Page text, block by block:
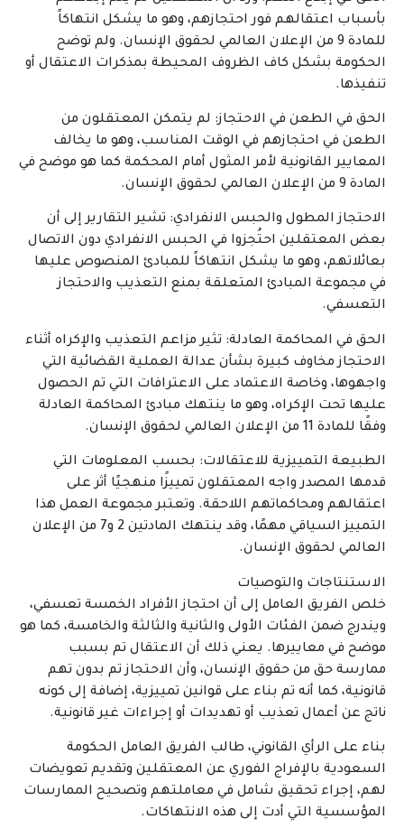
بأسباب اعتقالهم فور احتجازهم، وهو ما يشكل انتهاكاً
للمادة 9 من الإعلان العالمي لحقوق الإنسان. ولم توضح
الحكومة بشكل كاف الظروف المحيطة بمذكرات الاعتقال أو
تنفيذها.
الحق في الطعن في الاحتجاز: لم يتمكن المعتقلون من
الطعن في احتجازهم في الوقت المناسب، وهو ما يخالف
المعايير القانونية لأمر المثول أمام المحكمة كما هو موضح في
المادة 9 من الإعلان العالمي لحقوق الإنسان.
الاحتجاز المطول والحبس الانفرادي: تشير التقارير إلى أن
بعض المعتقلين احتُجزوا في الحبس الانفرادي دون الاتصال
بعائلاتهم، وهو ما يشكل انتهاكاً للمبادئ المنصوص عليها
في مجموعة المبادئ المتعلقة بمنع التعذيب والاحتجاز
التعسفي.
الحق في المحاكمة العادلة: تثير مزاعم التعذيب والإكراه أثناء
الاحتجاز مخاوف كبيرة بشأن عدالة العملية القضائية التي
واجهوها، وخاصة الاعتماد على الاعترافات التي تم الحصول
عليها تحت الإكراه، وهو ما ينتهك مبادئ المحاكمة العادلة
وفقًا للمادة 11 من الإعلان العالمي لحقوق الإنسان.
الطبيعة التمييزية للاعتقالات: بحسب المعلومات التي
قدمها المصدر واجه المعتقلون تمييزًا منهجيًا أثر على
اعتقالهم ومحاكماتهم اللاحقة. وتعتبر مجموعة العمل هذا
التمييز السياقي مهمًا، وقد ينتهك المادتين 2 و7 من الإعلان
العالمي لحقوق الإنسان.
الاستنتاجات والتوصيات
خلص الفريق العامل إلى أن احتجاز الأفراد الخمسة تعسفي،
ويندرج ضمن الفئات الأولى والثانية والثالثة والخامسة، كما هو
موضح في معاييرها. يعني ذلك أن الاعتقال تم بسبب
ممارسة حق من حقوق الإنسان، وأن الاحتجاز تم بدون تهم
قانونية، كما أنه تم بناء على قوانين تمييزية، إضافة إلى كونه
ناتج عن أعمال تعذيب أو تهديدات أو إجراءات غير قانونية.
بناء على الرأي القانوني، طالب الفريق العامل الحكومة
السعودية بالإفراج الفوري عن المعتقلين وتقديم تعويضات
لهم، إجراء تحقيق شامل في معاملتهم وتصحيح الممارسات
المؤسسية التي أدت إلى هذه الانتهاكات.